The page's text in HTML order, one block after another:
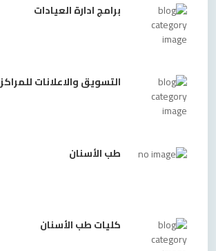
برامج ادارة العيادات
التسويق والاعلانات للمراكز
طب الأسنان
كليات طب الأسنان